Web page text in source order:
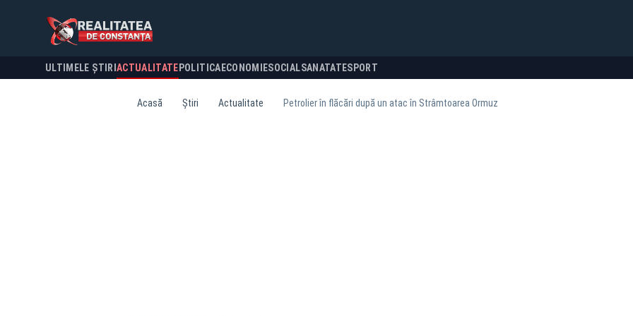
ULTIMELE ȘTIRI ACTUALITATE POLITICA ECONOMIESOCIALSANATATESPORT
Acasă Știri Actualitate Petrolier în flăcări după un atac în Strâmtoarea Ormuz